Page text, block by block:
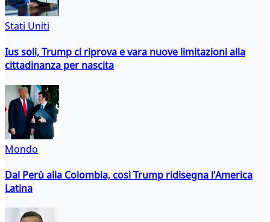
Stati Uniti
Ius soli, Trump ci riprova e vara nuove limitazioni alla
cittadinanza per nascita
Mondo
Dal Perù alla Colombia, così Trump ridisegna l'America
Latina